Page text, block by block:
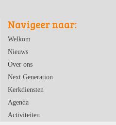
Navigeer naar:
Welkom
Nieuws
Over ons
Next Generation
Kerkdiensten
Agenda
Activiteiten